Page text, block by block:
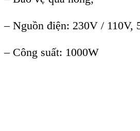
– Nguồn điện: 230V / 110V,
– Công suất: 1000W